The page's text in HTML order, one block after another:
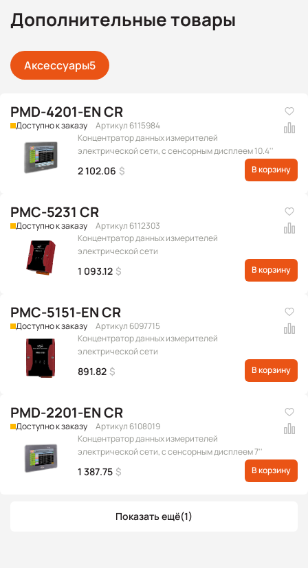
Дополнительные товары
Аксессуары5
PMD-4201-EN CR
Доступно к заказу
Артикул 6115984
Концентратор данных измерителей
электрической сети, с сенсорным дисплеем 10.4''
2 102.06 $ В корзину
PMC-5231 CR
Доступно к заказу
Артикул 6112303
Концентратор данных измерителей
электрической сети
1 093.12 $ В корзину
PMC-5151-EN CR
Доступно к заказу
Артикул 6097715
Концентратор данных измерителей
электрической сети
891.82 $ В корзину
PMD-2201-EN CR
Доступно к заказу
Артикул 6108019
Концентратор данных измерителей
электрической сети, с сенсорным дисплеем 7''
1 387.75 $ В корзину
Показать ещё(1)